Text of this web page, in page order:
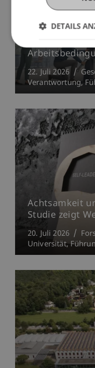
22. Juli 2026
Verantwortung
Achtsamkeit
Studie zeigt
20. Juli 2026
Universität
DETAILS